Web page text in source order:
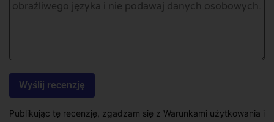
Publikując tę recenzję, zgadzam się z Warunkami użytkowania i